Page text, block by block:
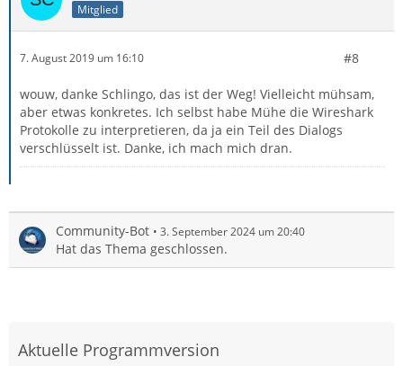
Mitglied
7. August 2019 um 16:10 #8
wouw, danke Schlingo, das ist der Weg! Vielleicht mühsam,
aber etwas konkretes. Ich selbst habe Mühe die Wireshark
Protokolle zu interpretieren, da ja ein Teil des Dialogs
verschlüsselt ist. Danke, ich mach mich dran.
Community-Bot 3. September 2024 um 20:40
Hat das Thema geschlossen.
Aktuelle Programmversion